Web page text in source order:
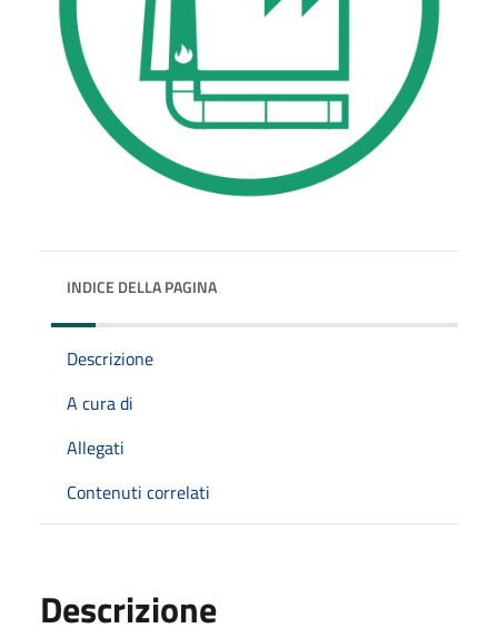
INDICE DELLA PAGINA
Descrizione
A cura di
Allegati
Contenuti correlati
Descrizione